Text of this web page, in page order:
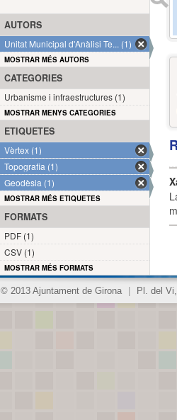
AUTORS
Unitat Municipal d'Anàlisi Te... (1)
MOSTRAR MÉS AUTORS
CATEGORIES
Urbanisme i infraestructures (1)
MOSTRAR MENYS CATEGORIES
ETIQUETES
Vèrtex (1)
Topografia (1)
Geodèsia (1)
MOSTRAR MÉS ETIQUETES
FORMATS
PDF (1)
CSV (1)
MOSTRAR MÉS FORMATS
© 2013 Ajuntament de Girona Pl. del